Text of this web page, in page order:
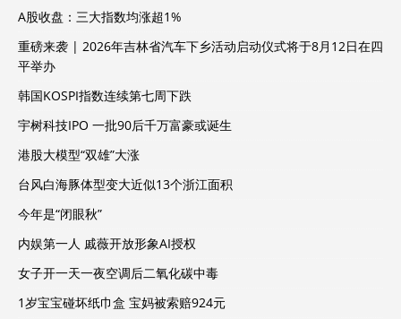
A股收盘：三大指数均涨超1%
重磅来袭 | 2026年吉林省汽车下乡活动启动仪式将于8月12日在四
平举办
韩国KOSPI指数连续第七周下跌
宇树科技IPO 一批90后千万富豪或诞生
港股大模型“双雄”大涨
台风白海豚体型变大近似13个浙江面积
今年是“闭眼秋”
内娱第一人 戚薇开放形象AI授权
女子开一天一夜空调后二氧化碳中毒
1岁宝宝碰坏纸巾盒 宝妈被索赔924元